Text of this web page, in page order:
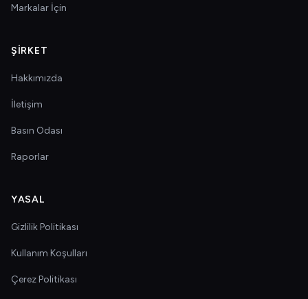
Markalar İçin
ŞIRKET
Hakkımızda
İletişim
Basın Odası
Raporlar
YASAL
Gizlilik Politikası
Kullanım Koşulları
Çerez Politikası